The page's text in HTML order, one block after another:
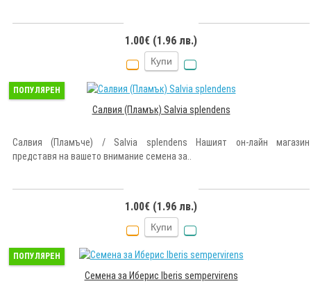
1.00€ (1.96 лв.)
Купи
ПОПУЛЯРЕН
Салвия (Пламък) Salvia splendens
Салвия (Пламъче) / Salvia splendens Нашият он-лайн магазин
представя на вашето внимание семена за..
1.00€ (1.96 лв.)
Купи
ПОПУЛЯРЕН
Семена за Иберис Iberis sempervirens